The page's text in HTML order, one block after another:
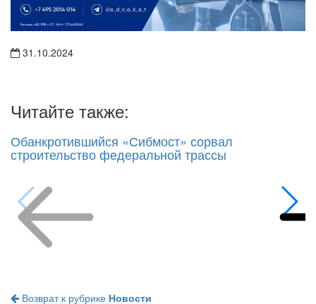
31.10.2024
Читайте также:
Обанкротившийся «Сибмост» сорвал
строительство федеральной трассы
Возврат к рубрике Новости